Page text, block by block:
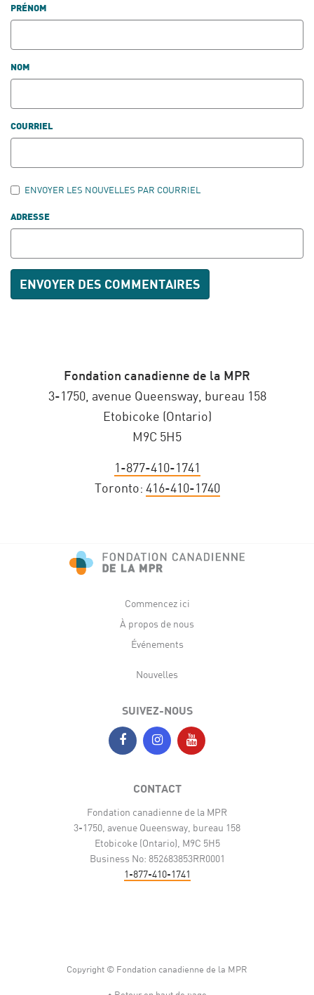
PRÉNOM
NOM
COURRIEL
ENVOYER LES NOUVELLES PAR COURRIEL
ADRESSE
Fondation canadienne de la MPR
3-1750, avenue Queensway, bureau 158
Etobicoke (Ontario)
M9C 5H5
1-877-410-1741
Toronto: 416-410-1740
Commencez ici
À propos de nous
Événements
Nouvelles
SUIVEZ-NOUS
CONTACT
Fondation canadienne de la MPR
3-1750, avenue Queensway, bureau 158
Etobicoke (Ontario), M9C 5H5
Business No: 852683853RR0001
1-877-410-1741
Copyright © Fondation canadienne de la MPR